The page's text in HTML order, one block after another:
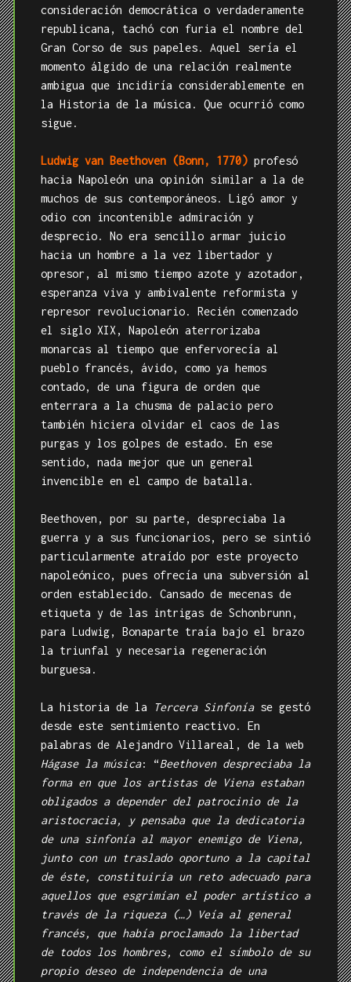
consideración democrática o verdaderamente
republicana, tachó con furia el nombre del
Gran Corso de sus papeles. Aquel sería el
momento álgido de una relación realmente
ambigua que incidiría considerablemente en
la Historia de la música. Que ocurrió como
sigue.
Ludwig van Beethoven (Bonn, 1770) profesó
hacia Napoleón una opinión similar a la de
muchos de sus contemporáneos. Ligó amor y
odio con incontenible admiración y
desprecio. No era sencillo armar juicio
hacia un hombre a la vez libertador y
opresor, al mismo tiempo azote y azotador,
esperanza viva y ambivalente reformista y
represor revolucionario. Recién comenzado
el siglo XIX, Napoleón aterrorizaba
monarcas al tiempo que enfervorecía al
pueblo francés, ávido, como ya hemos
contado, de una figura de orden que
enterrara a la chusma de palacio pero
también hiciera olvidar el caos de las
purgas y los golpes de estado. En ese
sentido, nada mejor que un general
invencible en el campo de batalla.
Beethoven, por su parte, despreciaba la
guerra y a sus funcionarios, pero se sintió
particularmente atraído por este proyecto
napoleónico, pues ofrecía una subversión al
orden establecido. Cansado de mecenas de
etiqueta y de las intrigas de Schonbrunn,
para Ludwig, Bonaparte traía bajo el brazo
la triunfal y necesaria regeneración
burguesa.
La historia de la Tercera Sinfoníase gestó
desde este sentimiento reactivo. En
palabras de Alejandro Villareal, de la web
Hágase la música: “Beethoven despreciaba la
forma en que los artistas de Viena estaban
obligados a depender del patrocinio de la
aristocracia, y pensaba que la dedicatoria
de una sinfonía al mayor enemigo de Viena,
junto con un traslado oportuno a la capital
de éste, constituiría un reto adecuado para
aquellos que esgrimían el poder artístico a
través de la riqueza (…) Veía al general
francés, que había proclamado la libertad
de todos los hombres, como el símbolo de su
propio deseo de independencia de una